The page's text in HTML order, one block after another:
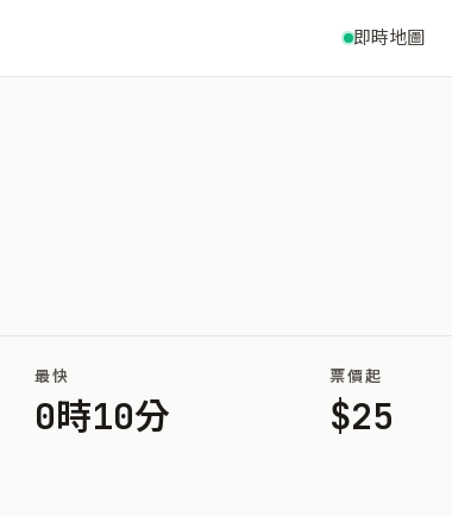
即時地圖
最快
0時10分
票價起
$25